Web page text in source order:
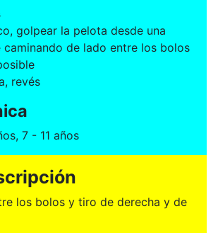
golpear la pelota desde una
de lado entre los bolos
revés
7 - 11 años
los bolos y tiro de derecha y de